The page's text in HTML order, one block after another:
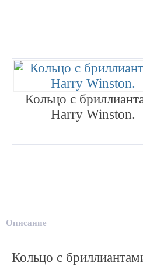
Кольцо с
Harry Winston.
Описание
Кольцо с